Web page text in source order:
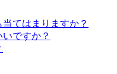
てはまりますか？
ですか？